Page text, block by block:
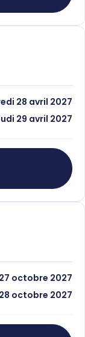
28 avril 2027
29 avril 2027
octobre 2027
octobre 2027